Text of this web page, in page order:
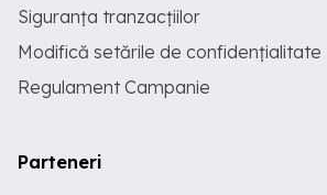
Siguranța tranzacțiilor
Modifică setările de confidențialitate
Regulament Campanie
Parteneri